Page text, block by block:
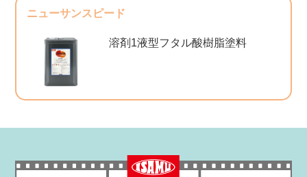
ニューサンスピード
溶剤1液型フタル酸樹脂塗料